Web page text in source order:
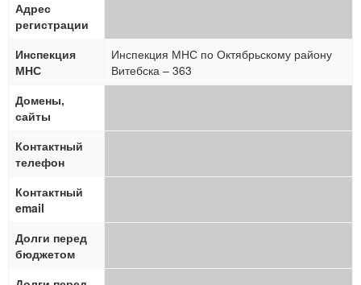
Адрес
регистрации
Инспекция
МНС
Инспекция МНС по Октябрьскому району
Витебска – 363
Домены,
сайты
Контактный
телефон
Контактный
email
Долги перед
бюджетом